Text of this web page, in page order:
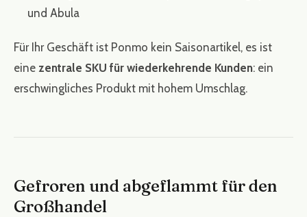
und Abula
Für Ihr Geschäft ist Ponmo kein Saisonartikel, es ist
eine zentrale SKU für wiederkehrende Kunden: ein
erschwingliches Produkt mit hohem Umschlag.
Gefroren und abgeflammt für den
Großhandel